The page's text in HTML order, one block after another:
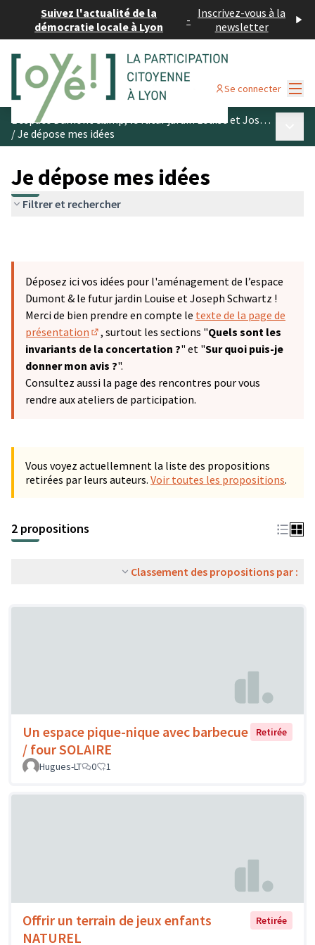
Suivez l'actualité de la
démocratie locale à Lyon
- Inscrivez-vous à la
newsletter
Se connecter
L’espace Dumont &amp; le futur jardin Louise et Joseph Schwartz
/Je dépose mes idées
Je dépose mes idées
Filtrer et rechercher
Déposez ici vos idées pour l'aménagement de l’espace
Dumont & le futur jardin Louise et Joseph Schwartz !
Merci de bien prendre en compte le texte de la page de
présentation
(S'ouvre dans un nouvel onglet)
, surtout les sections "Quels sont les
invariants de la concertation ?" et "Sur quoi puis-je
donner mon avis ?".
Consultez aussi la page des rencontres pour vous
rendre aux ateliers de participation.
Vous voyez actuellemnent la liste des propositions
retirées par leurs auteurs. Voir toutes les propositions.
2 propositions
Classement des propositions par :
Un espace pique-nique avec barbecue
/ four SOLAIRE
Retirée
Hugues-LT 0 1
Offrir un terrain de jeux enfants
NATUREL
Retirée